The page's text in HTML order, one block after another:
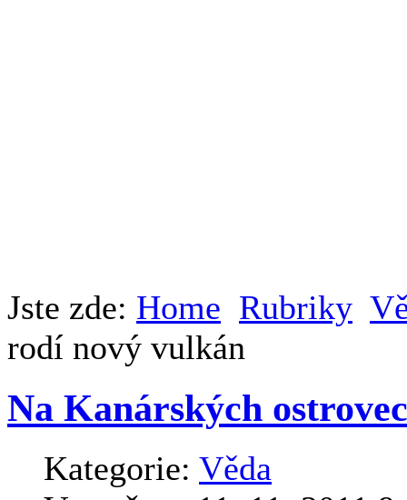
Jste zde: Home Rubriky
rodí nový vulkán
Na Kanárských
Kategorie: Věda